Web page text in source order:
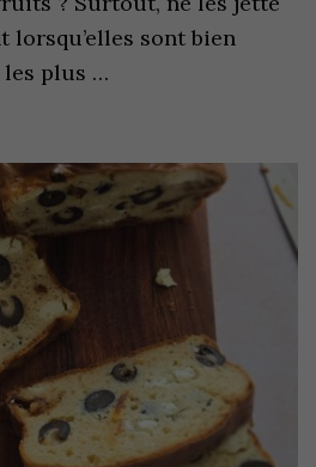
lorsqu’elles sont bien
les plus …